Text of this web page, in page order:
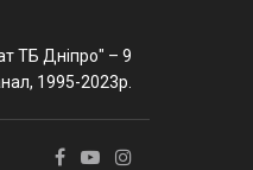
ТБ Дніпро" – 9
1995-2023р.